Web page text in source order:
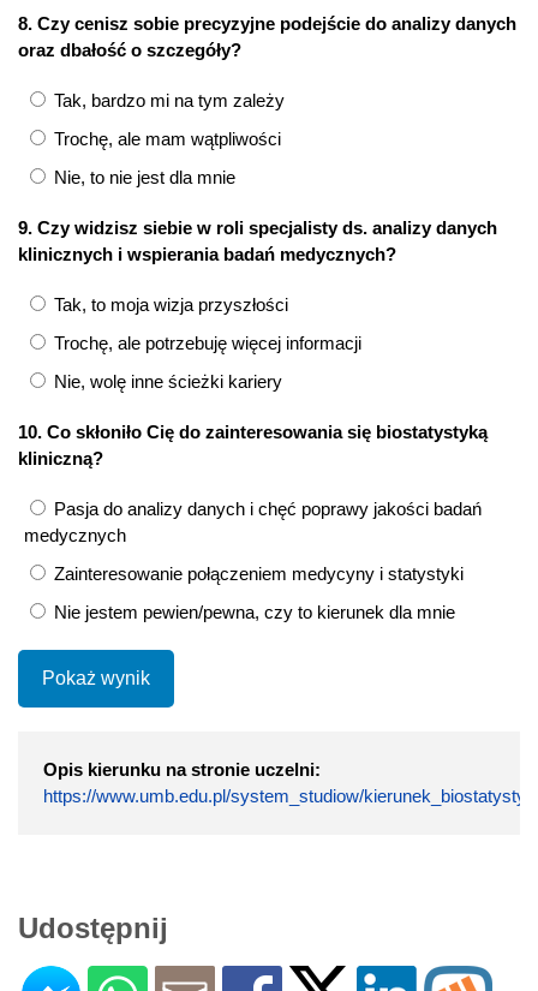
8. Czy cenisz sobie precyzyjne podejście do analizy danych
oraz dbałość o szczegóły?
Tak, bardzo mi na tym zależy
Trochę, ale mam wątpliwości
Nie, to nie jest dla mnie
9. Czy widzisz siebie w roli specjalisty ds. analizy danych
klinicznych i wspierania badań medycznych?
Tak, to moja wizja przyszłości
Trochę, ale potrzebuję więcej informacji
Nie, wolę inne ścieżki kariery
10. Co skłoniło Cię do zainteresowania się biostatystyką
kliniczną?
Pasja do analizy danych i chęć poprawy jakości badań
medycznych
Zainteresowanie połączeniem medycyny i statystyki
Nie jestem pewien/pewna, czy to kierunek dla mnie
Pokaż wynik
Opis kierunku na stronie uczelni:
https://www.umb.edu.pl/system_studiow/
Udostępnij